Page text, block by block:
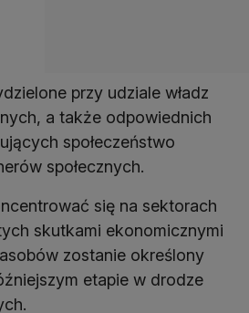
przy udziale władz
a także odpowiednich
społeczeństwo
społecznych.
się na sektorach
skutkami ekonomicznymi
zostanie określony
etapie w drodze